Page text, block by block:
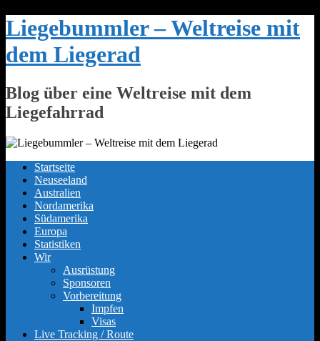
Skip
to
content
Liegebummler – Weltreise mit
dem Liegerad
Blog über eine Weltreise mit dem
Liegefahrrad
Startseite
Neuseeland
Australien
Nordamerika
Südamerika
Europa
Statistiken
Wir
Ausrüstung
Sponsoren
Vorbereitung
Impfen
Visas
Live Tracking / Route